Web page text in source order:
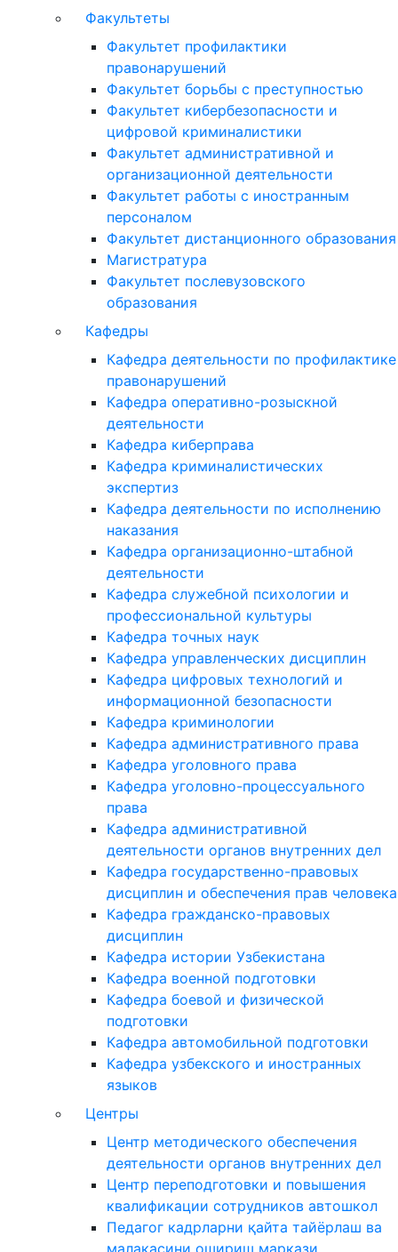
Факультеты
Факультет профилактики
правонарушений
Факультет борьбы с преступностью
Факультет кибербезопасности и
цифровой криминалистики
Факультет административной и
организационной деятельности
Факультет работы с иностранным
персоналом
Факультет дистанционного образования
Магистратура
Факультет послевузовского
образования
Кафедры
Кафедра деятельности по профилактике
правонарушений
Кафедра оперативно-розыскной
деятельности
Кафедра киберправа
Кафедра криминалистических
экспертиз
Кафедра деятельности по исполнению
наказания
Кафедра организационно-штабной
деятельности
Кафедра служебной психологии и
профессиональной культуры
Кафедра точных наук
Кафедра управленческих дисциплин
Кафедра цифровых технологий и
информационной безопасности
Кафедра криминологии
Кафедра административного права
Кафедра уголовного права
Кафедра уголовно-процессуального
права
Кафедра административной
деятельности органов внутренних дел
Кафедра государственно-правовых
дисциплин и обеспечения прав человека
Кафедра гражданско-правовых
дисциплин
Кафедра истории Узбекистана
Кафедра военной подготовки
Кафедра боевой и физической
подготовки
Кафедра автомобильной подготовки
Кафедра узбекского и иностранных
языков
Центры
Центр методического обеспечения
деятельности органов внутренних дел
Центр переподготовки и повышения
квалификации сотрудников автошкол
Педагог кадрларни қайта тайёрлаш ва
малакасини ошириш маркази